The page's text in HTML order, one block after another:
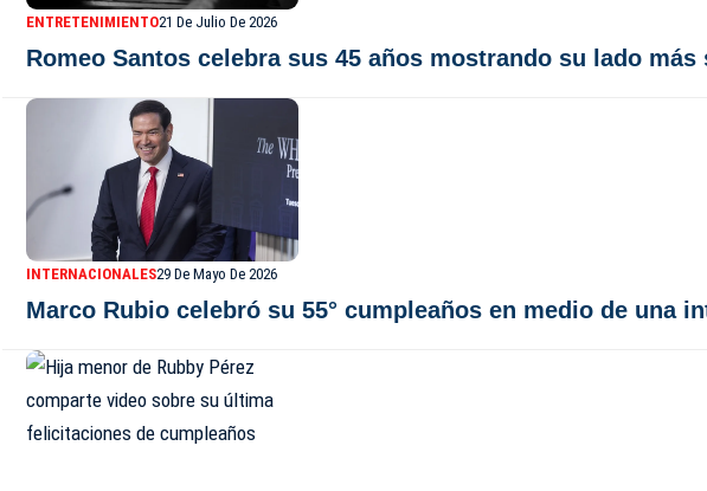
ENTRETENIMIENTO21 De Julio De 2026
Romeo Santos celebra sus 45 años mostrando su lado
INTERNACIONALES29 De Mayo De 2026
Marco Rubio celebró su 55° cumpleaños en medio de una